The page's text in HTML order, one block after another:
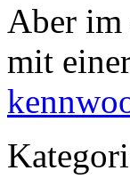
Aber im
mit